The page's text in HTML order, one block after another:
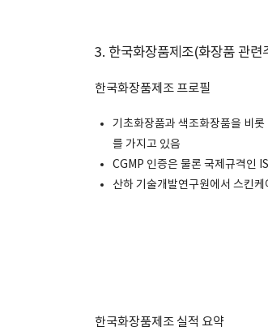
3. 한국화장품제조(화장품 관련
한국화장품제조 프로필
기초화장품과 색조화장품을 비
를 가지고 있음
CGMP 인증은 물론 국제규격인
산하 기술개발연구원에서 스킨
한국화장품제조 실적 요약